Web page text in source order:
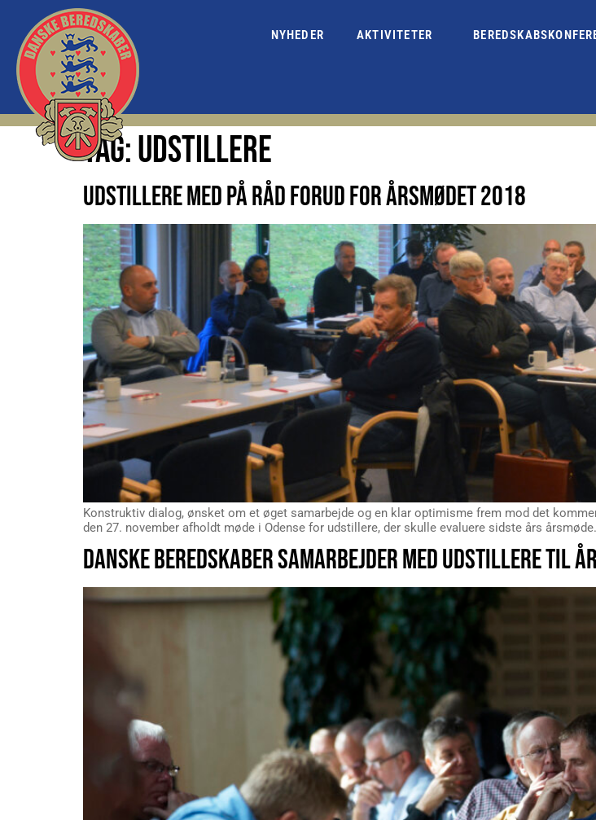
NYHEDER AKTIVITETER
TAG:UDSTILLERE
UDSTILLERE MED PÅ RÅD FORUD FOR ÅRSMØDET 2018
Konstruktiv dialog, ønsket om et øget samarbejde og en klar optimisme frem mod det
den 27. november afholdt møde i Odense for udstillere, der skulle evaluere sidste års årsmøde.
DANSKE BEREDSKABER SAMARBEJDER MED UDSTILLERE TIL